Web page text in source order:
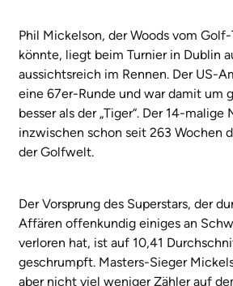
Phil Mickelson, der Woods vom
könnte, liegt beim Turnier in Dublin
aussichtsreich im Rennen. Der US-
eine 67er-Runde und war damit um
besser als der „Tiger“. Der 14-
inzwischen schon seit 263 Wochen
der Golfwelt.
Der Vorsprung des Superstars, der
Affären offenkundig einiges an
verloren hat, ist auf 10,41
geschrumpft. Masters-Sieger
aber nicht viel weniger Zähler auf